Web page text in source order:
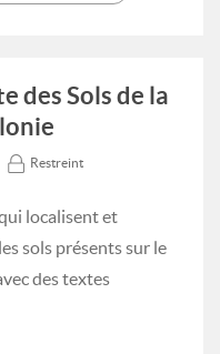
des Sols de la
Restreint
localisent et
sols présents sur le
des textes